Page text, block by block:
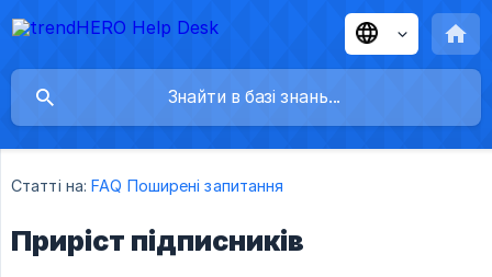
Статті на: FAQ Поширені запитання
Приріст підписників